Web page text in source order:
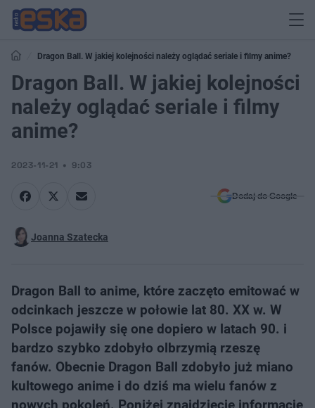
Dragon Ball. W jakiej kolejności należy oglądać seriale i filmy anime?
Dragon Ball. W jakiej kolejności
należy oglądać seriale i filmy
anime?
2023-11-21 9:03
Dodaj do Google
Joanna Szatecka
Dragon Ball to anime, które zaczęto emitować w
odcinkach jeszcze w połowie lat 80. XX w. W
Polsce pojawiły się one dopiero w latach 90. i
bardzo szybko zdobyło olbrzymią rzeszę
fanów. Obecnie Dragon Ball zdobyło już miano
kultowego anime i do dziś ma wielu fanów z